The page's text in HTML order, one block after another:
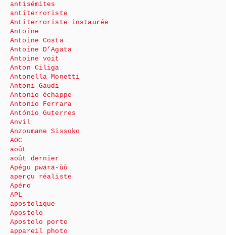
antisémites
antiterroriste
Antiterroriste instaurée
Antoine
Antoine Costa
Antoine D’Agata
Antoine voit
Anton Ciliga
Antonella Monetti
Antoni Gaudi
Antonio échappe
Antonio Ferrara
António Guterres
Anvil
Anzoumane Sissoko
AOC
août
août dernier
Apégu pwärä-ùù
aperçu réaliste
Apéro
APL
apostolique
Apostolo
Apostolo porte
appareil photo